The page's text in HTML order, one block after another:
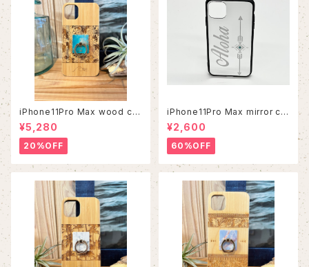
iPhone11Pro Max wood ca
se
¥5,280
20%OFF
iPhone11Pro Max mirror ca
se
¥2,600
60%OFF